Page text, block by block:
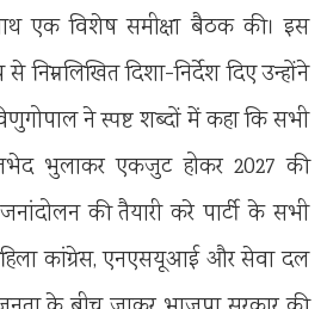
एक विशेष समीक्षा बैठक की। इस
दिशा-निर्देश दिए उन्होंने
ने स्पष्ट शब्दों में कहा कि सभी
भुलाकर एकजुट होकर 2027 की
की तैयारी करे पार्टी के सभी
कांग्रेस, एनएसयूआई और सेवा दल